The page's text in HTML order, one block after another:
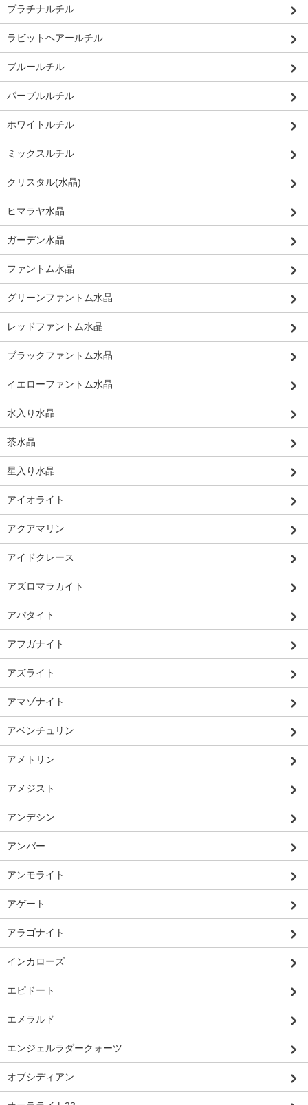
プラチナルチル
ラビットヘアールチル
ブルールチル
パープルルチル
ホワイトルチル
ミックスルチル
クリスタル(水晶)
ヒマラヤ水晶
ガーデン水晶
ファントム水晶
グリーンファントム水晶
レッドファントム水晶
ブラックファントム水晶
イエローファントム水晶
水入り水晶
茶水晶
星入り水晶
アイオライト
アクアマリン
アイドクレース
アズロマラカイト
アパタイト
アフガナイト
アズライト
アマゾナイト
アベンチュリン
アメトリン
アメジスト
アンデシン
アンバー
アンモライト
アゲート
アラゴナイト
インカローズ
エピドート
エメラルド
エンジェルラダークォーツ
オブシディアン